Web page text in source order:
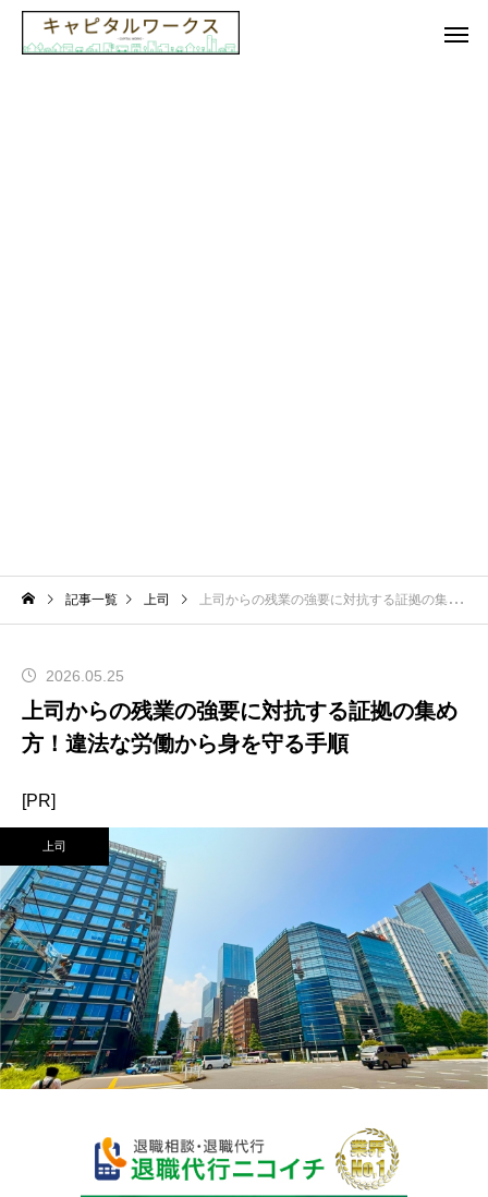
記事一覧 上司 上司からの残業の強要に対抗する証拠の集め方！違法な労働から身を守る手順
2026.05.25
上司からの残業の強要に対抗する証拠の集め
方！違法な労働から身を守る手順
[PR]
上司